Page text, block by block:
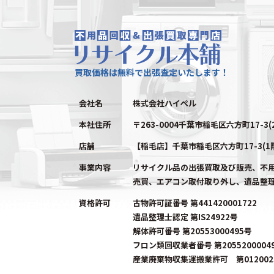
買取価格は無料で出張査定いたします！
会社名
株式会社ハイペル
本社住所
〒263-0004千葉市稲毛区六方町17-
店舗
【稲毛店】千葉市稲毛区六方町17-3(1
事業内容
リサイクル品の出張買取及び販売、不
売買、エアコン取付取り外し、遺品整
資格許可
古物許可証番号 第441420001722
遺品整理士認定 第IS24922号
解体許可番号 第20553000495号
フロン類回収業者番号 第
産業廃棄物収集運搬業許可 第